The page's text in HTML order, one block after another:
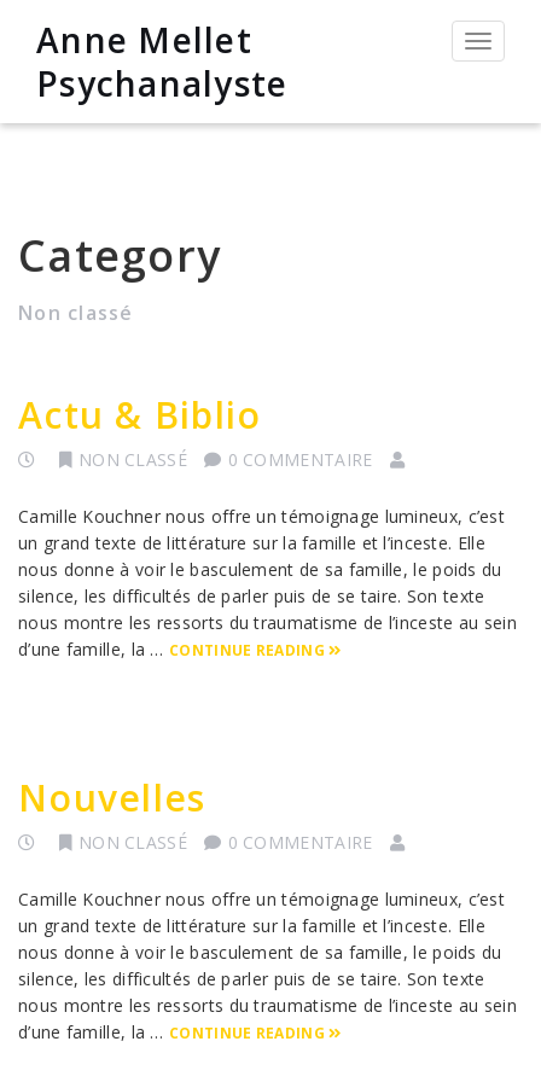
Anne Mellet
Psychanalyste
Category
Non classé
Actu & Biblio
NON CLASSÉ 0 COMMENTAIRE
Camille Kouchner nous offre un témoignage lumineux, c’est
un grand texte de littérature sur la famille et l’inceste. Elle
nous donne à voir le basculement de sa famille, le poids du
silence, les difficultés de parler puis de se taire. Son texte
nous montre les ressorts du traumatisme de l’inceste au sein
d’une famille, la … CONTINUE READING
Nouvelles
NON CLASSÉ 0 COMMENTAIRE
Camille Kouchner nous offre un témoignage lumineux, c’est
un grand texte de littérature sur la famille et l’inceste. Elle
nous donne à voir le basculement de sa famille, le poids du
silence, les difficultés de parler puis de se taire. Son texte
nous montre les ressorts du traumatisme de l’inceste au sein
d’une famille, la … CONTINUE READING